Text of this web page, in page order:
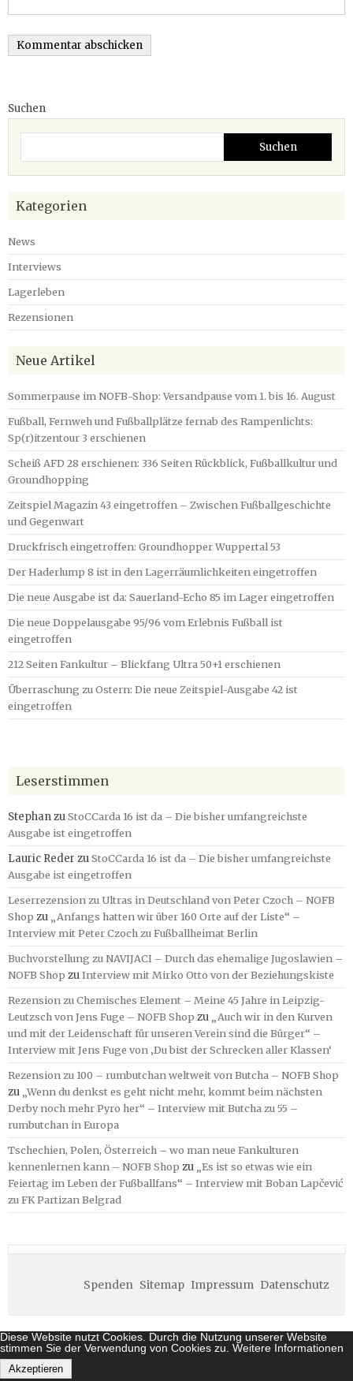
Suchen
Suchen
Kategorien
News
Interviews
Lagerleben
Rezensionen
Neue Artikel
Sommerpause im NOFB-Shop: Versandpause vom 1. bis 16. August
Fußball, Fernweh und Fußballplätze fernab des Rampenlichts:
Sp(r)itzentour 3 erschienen
Scheiß AFD 28 erschienen: 336 Seiten Rückblick, Fußballkultur und
Groundhopping
Zeitspiel Magazin 43 eingetroffen – Zwischen Fußballgeschichte
und Gegenwart
Druckfrisch eingetroffen: Groundhopper Wuppertal 53
Der Haderlump 8 ist in den Lagerräumlichkeiten eingetroffen
Die neue Ausgabe ist da: Sauerland-Echo 85 im Lager eingetroffen
Die neue Doppelausgabe 95/96 vom Erlebnis Fußball ist
eingetroffen
212 Seiten Fankultur – Blickfang Ultra 50+1 erschienen
Überraschung zu Ostern: Die neue Zeitspiel-Ausgabe 42 ist
eingetroffen
Leserstimmen
StephanzuStoCCarda 16 ist da – Die bisher umfangreichste
Ausgabe ist eingetroffen
Lauric Reder zuStoCCarda 16 ist da – Die bisher umfangreichste
Ausgabe ist eingetroffen
Leserrezension zu Ultras in Deutschland von Peter Czoch – NOFB
Shop zu
„Anfangs hatten wir über 160 Orte auf der Liste“ –
Interview mit Peter Czoch zu Fußballheimat Berlin
Buchvorstellung zu NAVIJACI – Durch das ehemalige Jugoslawien –
NOFB Shop zuInterview mit Mirko Otto von der Beziehungskiste
Rezension zu Chemisches Element – Meine 45 Jahre in Leipzig-
Leutzsch von Jens Fuge – NOFB Shop zu
„Auch wir in den Kurven
und mit der Leidenschaft für unseren Verein sind die Bürger“ –
Interview mit Jens Fuge von ‚Du bist der Schrecken aller Klassen‘
Rezension zu 100 – rumbutchan weltweit von Butcha – NOFB Shop
zu „Wenn du denkst es geht nicht mehr, kommt beim nächsten
Derby noch mehr Pyro her“ – Interview mit Butcha zu 55 –
rumbutchan in Europa
Tschechien, Polen, Österreich – wo man neue Fankulturen
kennenlernen kann – NOFB Shop zu
„Es ist so etwas wie ein
Feiertag im Leben der Fußballfans“ – Interview mit Boban Lapčević
zu FK Partizan Belgrad
Spenden Sitemap Impressum Datenschutz
Diese Website nutzt Cookies. Durch die Nutzung unserer Website
stimmen Sie der Verwendung von Cookies zu. Weitere Informationen
Akzeptieren